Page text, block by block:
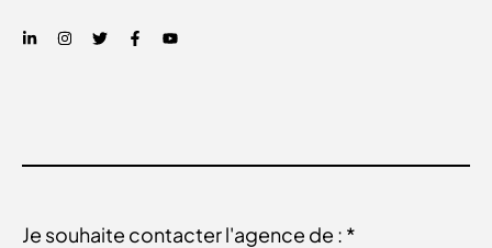
Je souhaite contacter l'agence de : *